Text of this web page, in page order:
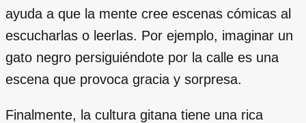
ayuda a que la mente cree escenas cómicas al
escucharlas o leerlas. Por ejemplo, imaginar un
gato negro persiguiéndote por la calle es una
escena que provoca gracia y sorpresa.
Finalmente, la cultura gitana tiene una rica